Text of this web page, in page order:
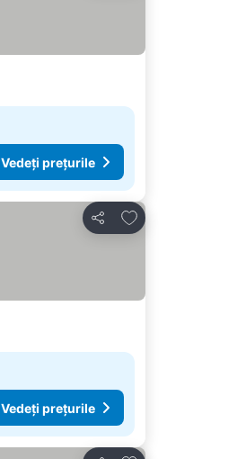
Vedeți prețurile
Distribuiți
Adăugaţi la favorite
Vedeți prețurile